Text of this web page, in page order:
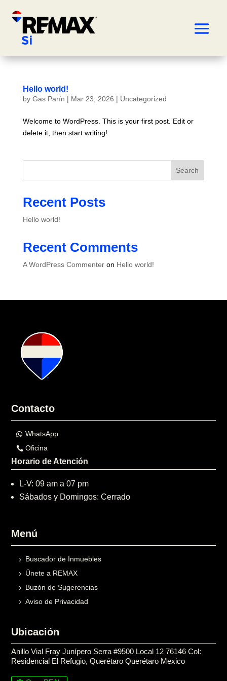
Hello world!
by Gas Parín | Mar 23, 2026 | Uncategorized
Welcome to WordPress. This is your first post. Edit or
delete it, then start writing!
Search
Recent Posts
Hello world!
Recent Comments
A WordPress Commenteron Hello world!
Contacto
WhatsApp
Oficina
Horario de Atención
L-V: 09 am a 07 pm
Sábados y Domingos: Cerrado
Menú
Buscador de Inmuebles
Únete a REMAX
Buzón de Sugerencias
Aviso de Privacidad
Ubicación
Anillo Vial Fray Junípero Serra #9500 Local 12 76146 Col:
Residencial El Refugio, Querétaro Querétaro Mexico